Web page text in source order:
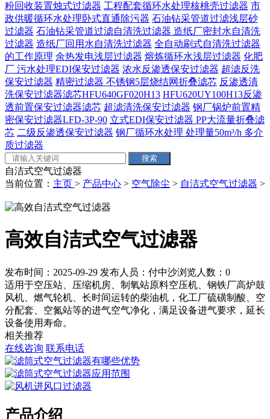
粉回收装置烛式过滤器 工程配套循环水处理核桃壳过滤器 市
政供暖循环水处理卧式直通除污器 石油钻采管道过滤浅层砂
过滤器 石油钻采管道过滤自清洗过滤器 造纸厂密封水自清洗
过滤器 造纸厂回用水自清洗过滤器 全自动刷式自清洗过滤器
的工作原理 余热发电浅层过滤器 熔炼循环水浅层过滤器 化肥
厂 污水处理EDI保安过滤器 浓水反渗透保安过滤器 超滤反洗
保安过滤器 精密过滤器 不锈钢5层烧结网折叠滤芯 反渗透清
洗保安过滤器滤芯HFU640GF020H13 HFU620UY100H13反渗
透前置保安过滤器滤芯 超滤清洗保安过滤器 钢厂锅炉前置精
密保安过滤器LFD-3P-90 立式EDI保安过滤器 PP大流量折叠滤
芯 二级反渗透保安过滤器 钢厂循环水处理 处理量50m³/h 多介
质过滤器
自洁式空气过滤器
当前位置： 主页 > 产品中心 > 空气除尘 > 自洁式空气过滤器 >
高效自洁式空气过滤器
发布时间：2025-09-29 发布人员：付中沙浏览人数： 0
适用于空压站、压缩机房、制氧站原料空压机、钢铁厂高炉鼓
风机、燃气轮机、长时间运转的柴油机，化工厂硫磺制酸、空
分配套、空氮站等的进气空气净化，满足设备进气要求，延长
设备使用寿命。
相关推荐
在线咨询 联系电话
产品介绍